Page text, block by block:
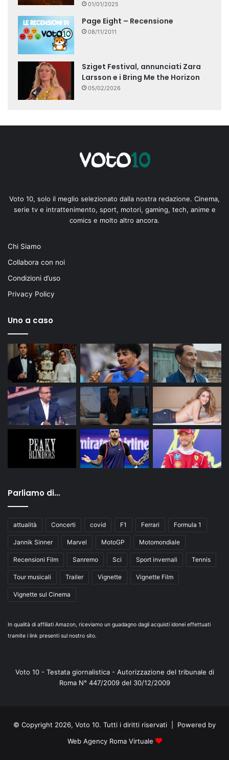
01/01/2025
Page Eight – Recensione
08/11/2011
Sziget Festival, annunciati Zara
Larsson e i Bring Me the Horizon
05/02/2026
Voto 10, solo il meglio selezionato dalla nostra redazione. Cinema,
serie tv e intrattenimento, sport, motori, gaming, tech, anime e
comics e molto altro ancora.
Chi Siamo
Collabora con noi
Condizioni d’uso
Privacy Policy
Uno a caso
Parliamo di…
attualità Concerti covid F1 Ferrari Formula 1
Jannik Sinner Marvel MotoGP Motomondiale
Recensioni Film Sanremo Sci Sport invernali Tennis
Tour musicali Trailer Vignette Vignette Film
Vignette sul Cinema
In qualità di affiliati Amazon, riceviamo un guadagno dagli acquisti idonei effettuati
tramite i link presenti sul nostro sito.
Voto 10 - Testata giornalistica - Autorizzazione del tribunale di
Roma N° 447/2009 del 30/12/2009
© Copyright 2026, Voto 10. Tutti i diritti riservati | Powered by
Web Agency Roma Virtuale